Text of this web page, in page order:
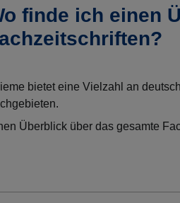
finde ich einen
bietet eine Vielzahl an
Überblick über das gesamte